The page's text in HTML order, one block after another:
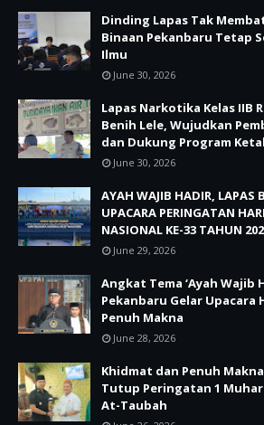
Dinding Lapas Tak
Binaan Pekanbaru Tetap
Ilmu
June 30, 2026
Lapas Narkotika Kelas IIB
Benih Lele, Wujudkan
dan Dukung Program
June 30, 2026
AYAH WAJIB HADIR, LAPAS
UPACARA PERINGATAN
NASIONAL KE-33 TAHUN
June 29, 2026
Angkat Tema ‘Ayah Wajib
Pekanbaru Gelar Upacara
Penuh Makna
June 28, 2026
Khidmat dan Penuh
Tutup Peringatan 1
At-Taubah